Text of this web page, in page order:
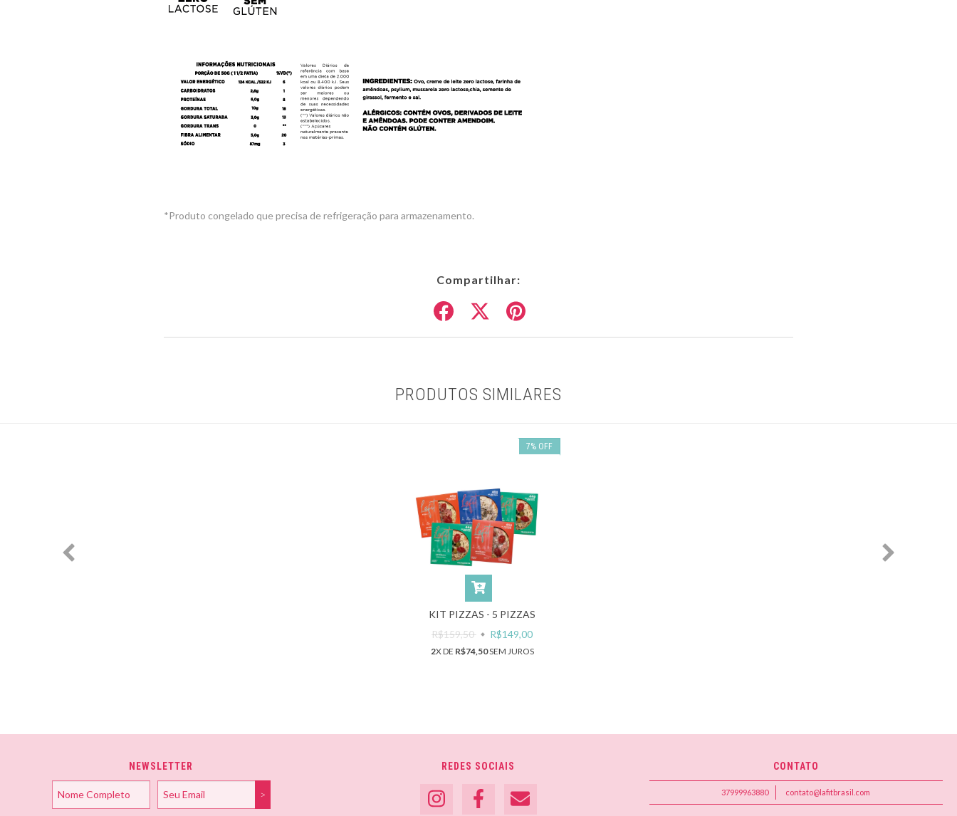
*Produto congelado que precisa de refrigeração para armazenamento.
Compartilhar:
PRODUTOS SIMILARES
7% OFF
KIT PIZZAS - 5 PIZZAS
R$159,50
R$149,00
2X DE R$74,50SEM JUROS
NEWSLETTER REDES SOCIAIS CONTATO
37999963880 contato@lafitbrasil.com